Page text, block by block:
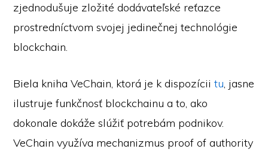
zjednodušuje zložité dodávateľské reťazce
prostredníctvom svojej jedinečnej technológie
blockchain.
Biela kniha VeChain, ktorá je k dispozíciitu, jasne
ilustruje funkčnosť blockchainu a to, ako
dokonale dokáže slúžiť potrebám podnikov.
VeChain využíva mechanizmus proof of authority